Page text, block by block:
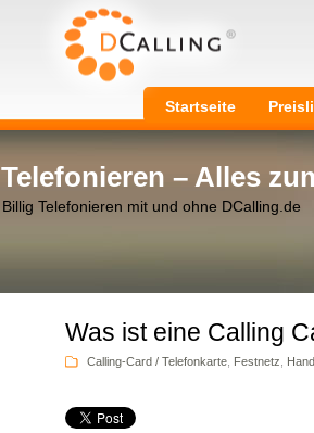
Startseite
Telefonieren – Alles
Billig Telefonieren mit und ohne DCalling.de
Was ist eine Calling
Calling-Card / Telefonkarte Festnetz